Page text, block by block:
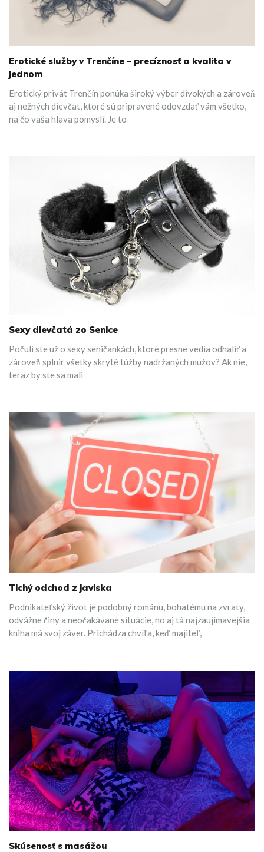
Erotické služby v Trenčíne – precíznosť a kvalita v
jednom
Erotický privát Trenčín ponúka široký výber divokých a zároveň
aj nežných dievčat, ktoré sú pripravené odovzdať vám všetko,
na čo vaša hlava pomyslí. Je to
Sexy dievčatá zo Senice
Počuli ste už o sexy seničankách, ktoré presne vedia odhaliť a
zároveň splniť všetky skryté túžby nadržaných mužov? Ak nie,
teraz by ste sa mali
Tichý odchod z javiska
Podnikateľský život je podobný románu, bohatému na zvraty,
odvážne činy a neočakávané situácie, no aj tá najzaujímavejšia
kniha má svoj záver. Prichádza chvíľa, keď majiteľ,
Skúsenosť s masážou